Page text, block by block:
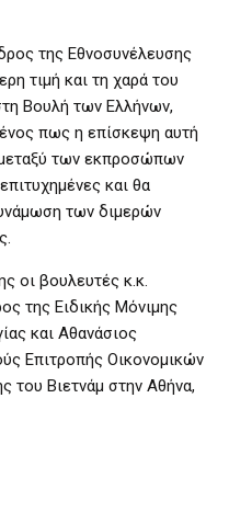
της Εθνοσυνέλευσης
τιμή και τη χαρά του
Βουλή των Ελλήνων,
πως η επίσκεψη αυτή
των εκπροσώπων
και θα
των διμερών
οι βουλευτές κ.κ.
της Ειδικής Μόνιμης
και Αθανάσιος
Επιτροπής Οικονομικών
Βιετνάμ στην Αθήνα,